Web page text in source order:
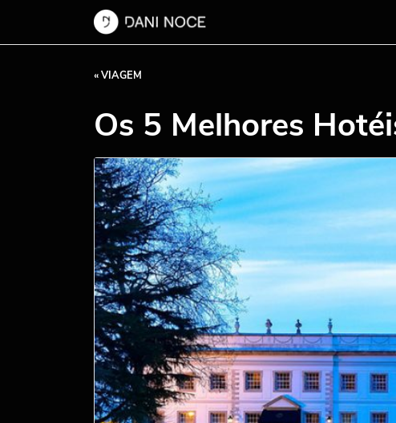
« VIAGEM
Os 5 Melhores